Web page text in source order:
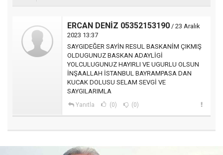
ERCAN DENİZ 05352153190 / 23 Aralık
2023 13:37
SAYGIDEĞER SAYİN RESUL BASKANİM ÇIKMIŞ
OLDUGUNUZ BASKAN ADAYLİGİ
YOLCULUGUNUZ HAYIRLI VE UGURLU OLSUN
İNŞAALLAH İSTANBUL BAYRAMPASA DAN
KUCAK DOLUSU SELAM SEVGİ VE
SAYGILARIMLA
Yanıtla (0) (0)